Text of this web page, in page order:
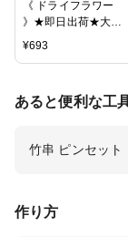
《 ドライフラワー
》★即日出荷★大地/
オオチノウエン(ソク
¥693
作り方
あると便利な工
竹串 ピンセット